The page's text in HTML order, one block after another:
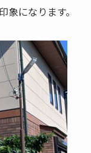
象になります。